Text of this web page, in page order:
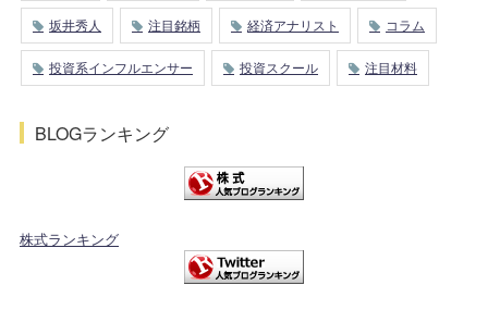
坂井秀人 注目銘柄 経済アナリスト コラム
投資系インフルエンサー 投資スクール 注目材料
BLOGランキング
株式ランキング